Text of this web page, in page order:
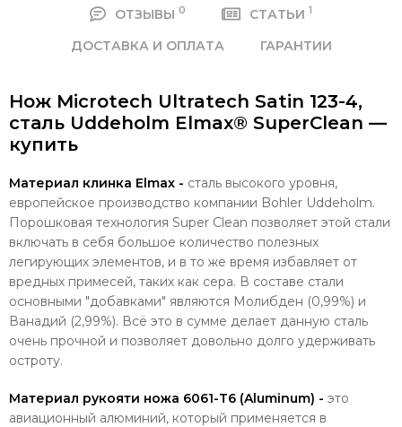
ОТЗЫВЫ 0 СТАТЬИ 1
ДОСТАВКА И ОПЛАТА ГАРАНТИИ
Нож Microtech Ultratech Satin 123-4,
сталь Uddeholm Elmax® SuperClean —
купить
Материал клинка Elmax - сталь высокого уровня,
европейское производство компании Bohler Uddeholm.
Порошковая технология Super Clean позволяет этой стали
включать в себя большое количество полезных
легирующих элементов, и в то же время избавляет от
вредных примесей, таких как сера. В составе стали
основными "добавками" являются Молибден (0,99%) и
Ванадий (2,99%). Всё это в сумме делает данную сталь
очень прочной и позволяет довольно долго удерживать
остроту.
Материал рукояти ножа 6061-T6 (Aluminum) - это
авиационный алюминий, который применяется в